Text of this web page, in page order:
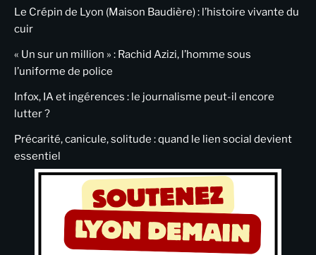
Le Crépin de Lyon (Maison Baudière) : l’histoire vivante du
cuir
« Un sur un million » : Rachid Azizi, l’homme sous
l’uniforme de police
Infox, IA et ingérences : le journalisme peut-il encore
lutter ?
Précarité, canicule, solitude : quand le lien social devient
essentiel